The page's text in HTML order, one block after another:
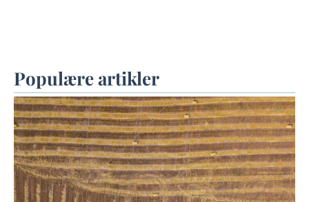
Populære artikler